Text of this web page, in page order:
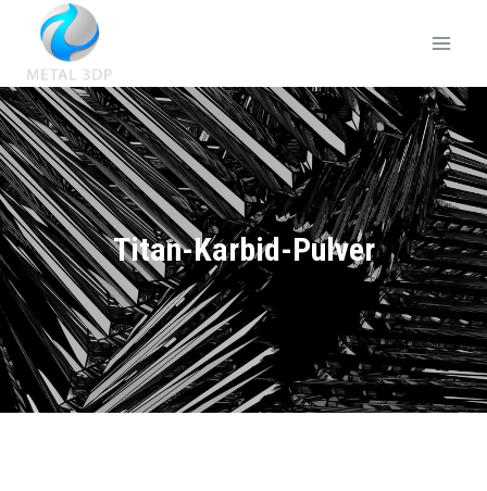
Titan-Karbid-Pulver